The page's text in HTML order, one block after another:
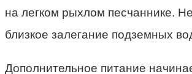
на легком рыхлом песчаннике.
близкое залегание подземных
Дополнительное питание